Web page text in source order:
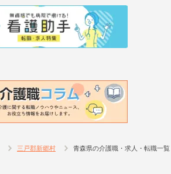
三戸郡新郷村 青森県の介護職・求人・転職一覧